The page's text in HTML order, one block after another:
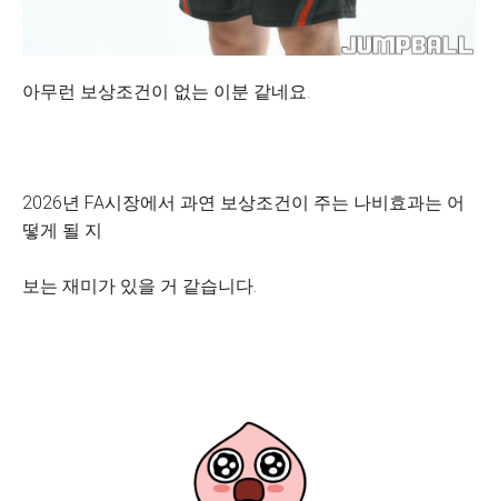
아무런 보상조건이 없는 이분 같네요.
2026년 FA시장에서 과연 보상조건이 주는 나비효과는 어
떻게 될 지
보는 재미가 있을 거 같습니다.